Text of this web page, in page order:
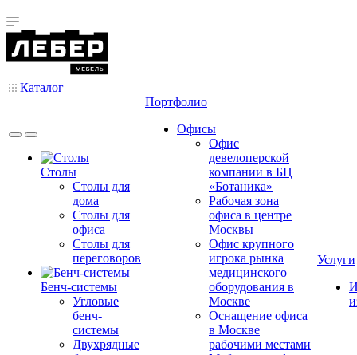
Каталог
Столы
Столы для
дома
Столы для
офиса
Столы для
переговоров
Бенч-системы
Угловые
бенч-
системы
Двухрядные
Портфолио
Офисы
Офис
девелоперской
компании в БЦ
«Ботаника»
Рабочая зона
офиса в центре
Москвы
Офис крупного
игрока рынка
медицинского
оборудования в
Москве
Оснащение офиса
в Москве
рабочими местами
Услуги